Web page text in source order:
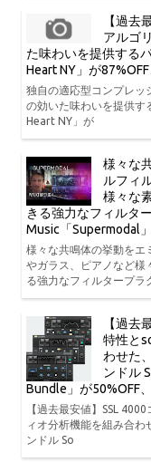
【過去
アルゴ
た味わいを提供する
Heart NY」が
独自の適応型コンプレッ
の効いた味わいを提供す
Heart NY」が
様々な
ルフィ
様々な
きる強力なフィルタ
Music「Supermodal
様々な共鳴体の挙動をエ
やガラス、ピアノなど様
る強力なフィルタープラ
【過去
特性と
わせた
ンドル
Bundle」が50%OFF
【過去最安値】SSL
ィオ分析機能を組み合
ンドル So